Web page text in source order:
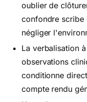
oublier de
confondre scribe
négliger
La verbalisation
observations
conditionne
compte rendu